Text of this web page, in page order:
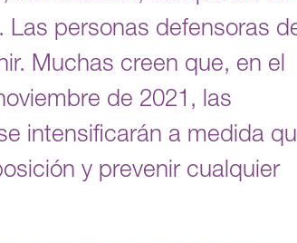
Las personas defensoras
Muchas creen que, en el
de 2021, las
intensificarán a medida
y prevenir cualquier